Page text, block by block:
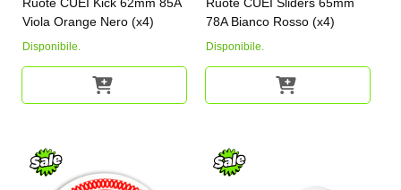
Viola Orange Nero (x4)
Disponibile.
78A Bianco Rosso (x4)
Disponibile.